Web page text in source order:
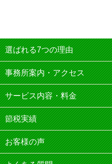
選ばれる7つの理由
事務所案内・アクセス
サービス内容・料金
節税実績
お客様の声